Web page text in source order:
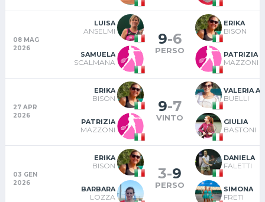
08 MAG
2026
LUISA
ANSELMI
SAMUELA
SCALMANA
9-6
PERSO
ERIKA
BISON
PATRIZIA
MAZZONI
27 APR
2026
ERIKA
BISON
PATRIZIA
MAZZONI
9-7
VINTO
VALERIA
BUELLI
GIULIA
BASTONI
03 GEN
2026
ERIKA
BISON
BARBARA
LOZZA
3-9
PERSO
DANIELA
FALETTI
SIMONA
FRETI